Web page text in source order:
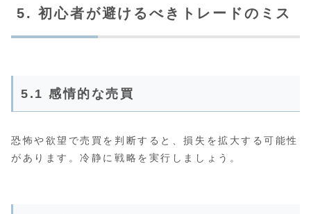
5. 初心者が避けるべきトレードのミス
5.1 感情的な売買
恐怖や欲望で売買を判断すると、損失を拡大する可能性
があります。冷静に戦略を実行しましょう。